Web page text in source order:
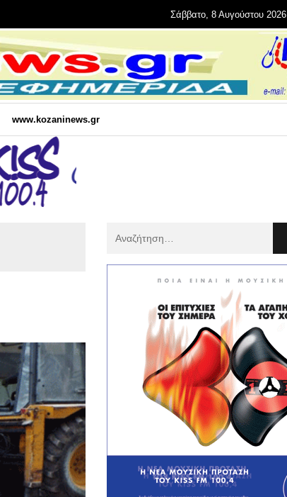
Σάββατο, 8 Αυγούστου 2026
www.kozaninews.gr
: